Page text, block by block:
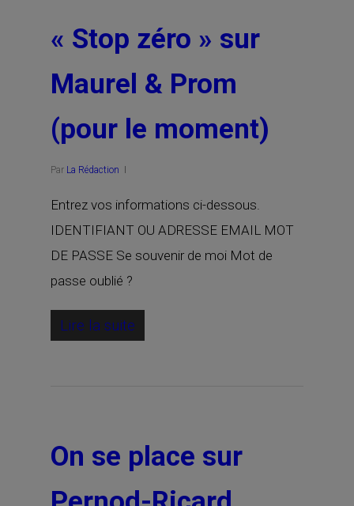
« Stop zéro » sur
Maurel & Prom
(pour le moment)
Par La Rédaction
Entrez vos informations ci-dessous.
IDENTIFIANT OU ADRESSE EMAIL MOT
DE PASSE Se souvenir de moi Mot de
passe oublié ?
Lire la suite
On se place sur